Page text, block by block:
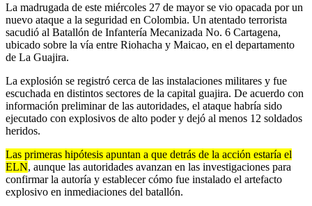
La madrugada de este miércoles 27 de mayor se vio opacada por un
nuevo ataque a la seguridad en Colombia. Un atentado terrorista
sacudió al Batallón de Infantería Mecanizada No. 6 Cartagena,
ubicado sobre la vía entre Riohacha y Maicao, en el departamento
de La Guajira.
La explosión se registró cerca de las instalaciones militares y fue
escuchada en distintos sectores de la capital guajira. De acuerdo con
información preliminar de las autoridades, el ataque habría sido
ejecutado con explosivos de alto poder y dejó al menos 12 soldados
heridos.
Las primeras hipótesis apuntan a que detrás de la acción estaría el
ELN, aunque las autoridades avanzan en las investigaciones para
confirmar la autoría y establecer cómo fue instalado el artefacto
explosivo en inmediaciones del batallón.